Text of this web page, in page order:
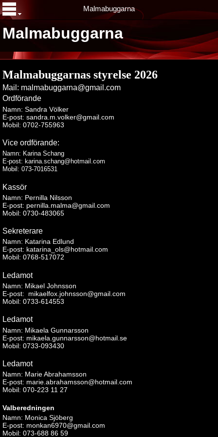
Malmabuggarna
Malmabuggarna
Malmabuggarnas styrelse 2026
Mail: malmabuggarna@gmail.com
Ordförande
Namn: Sandra Völker
E-post: sandra.m.volker@gmail.com
Mobil: 0702-755963
Vice ordförande:
Namn: Karina Schang
E-post: karina.schang@hotmail.com
Mobil: 073-7016531
Kassör
Namn: Pernilla Nilsson
E-post: pernilla.malma@gmail.com
Mobil: 0730-483065
Sekreterare
Namn: Katarina Edlund
E-post: katarina_ols@hotmail.com
Mobil: 0768-517072
Ledamot
Namn: Mikael Johnsson
E-post: mikaelfox.johnsson@gmail.com
Mobil: 0733-614553
Ledamot
Namn: Mikaela Gunnarsson
E-post: mikaela.gunnarsson@hotmail.se
Mobil: 0733-093430
Ledamot
Namn: Marie Abrahamsson
E-post: marie.abrahamsson@hotmail.com
Mobil: 070-223 11 27
Valberedningen
Namn: Monica Sjöberg
E-post: monkan6970@gmail.com
Mobil: 073-688 86 59